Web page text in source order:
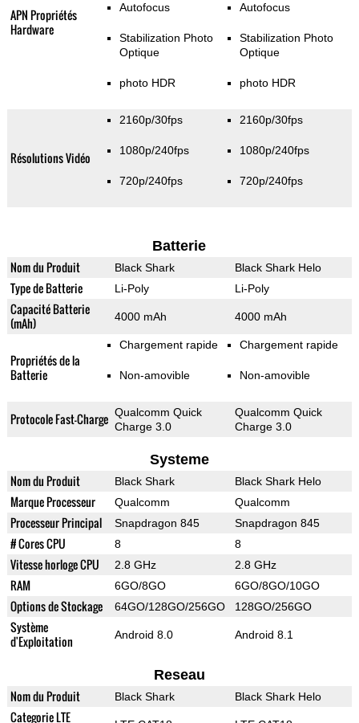
APN Propriétés
Hardware
Autofocus
Stabilization Photo
Optique
photo HDR
Autofocus
Stabilization Photo
Optique
photo HDR
Résolutions Vidéo
2160p/30fps
1080p/240fps
720p/240fps
2160p/30fps
1080p/240fps
720p/240fps
Batterie
Nom du Produit Black Shark Black Shark Helo
Type de Batterie Li-Poly Li-Poly
Capacité Batterie
(mAh)
4000 mAh 4000 mAh
Propriétés de la
Batterie
Chargement rapide
Non-amovible
Chargement rapide
Non-amovible
Protocole Fast-Charge Qualcomm Quick
Charge 3.0
Qualcomm Quick
Charge 3.0
Systeme
Nom du Produit Black Shark Black Shark Helo
Marque Processeur Qualcomm Qualcomm
Processeur Principal Snapdragon 845 Snapdragon 845
# Cores CPU 8 8
Vitesse horloge CPU 2.8 GHz 2.8 GHz
RAM 6GO/8GO 6GO/8GO/10GO
Options de Stockage 64GO/128GO/256GO 128GO/256GO
Système
d'Exploitation
Android 8.0 Android 8.1
Reseau
Nom du Produit Black Shark Black Shark Helo
Categorie LTE